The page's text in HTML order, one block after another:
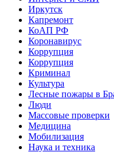
Иркутск
Капремонт
КоАП РФ
Коронавирус
Коррупция
Коррупция
Криминал
Культура
Лесные пожары в
Люди
Массовые проверки
Медицина
Мобилизация
Наука и техника